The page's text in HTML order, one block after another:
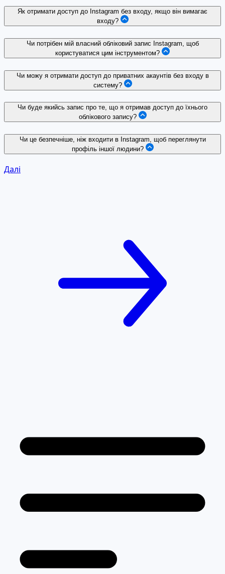
Як отримати доступ до Instagram без входу, якщо він вимагає
входу?
Чи потрібен мій власний обліковий запис Instagram, щоб
користуватися цим інструментом?
Чи можу я отримати доступ до приватних акаунтів без входу в
систему?
Чи буде якийсь запис про те, що я отримав доступ до їхнього
облікового запису?
Чи це безпечніше, ніж входити в Instagram, щоб переглянути
профіль іншої людини?
Далі